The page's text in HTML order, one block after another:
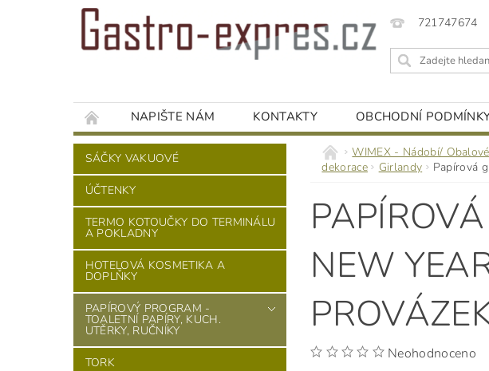
721747674
NAPIŠTE NÁM KONTAKTY OBCHODNÍ
SÁČKY VAKUOVÉ
ÚČTENKY
TERMO KOTOUČKY DO TERMINÁLU
A POKLADNY
HOTELOVÁ KOSMETIKA A
DOPLŇKY
PAPÍROVÝ PROGRAM -
TOALETNÍ PAPÍRY, KUCH.
UTĚRKY, RUČNÍKY
TORK
WIMEX - Nádobí/
dekorace
Girlandy Papírová
NEW
Neohodnoceno